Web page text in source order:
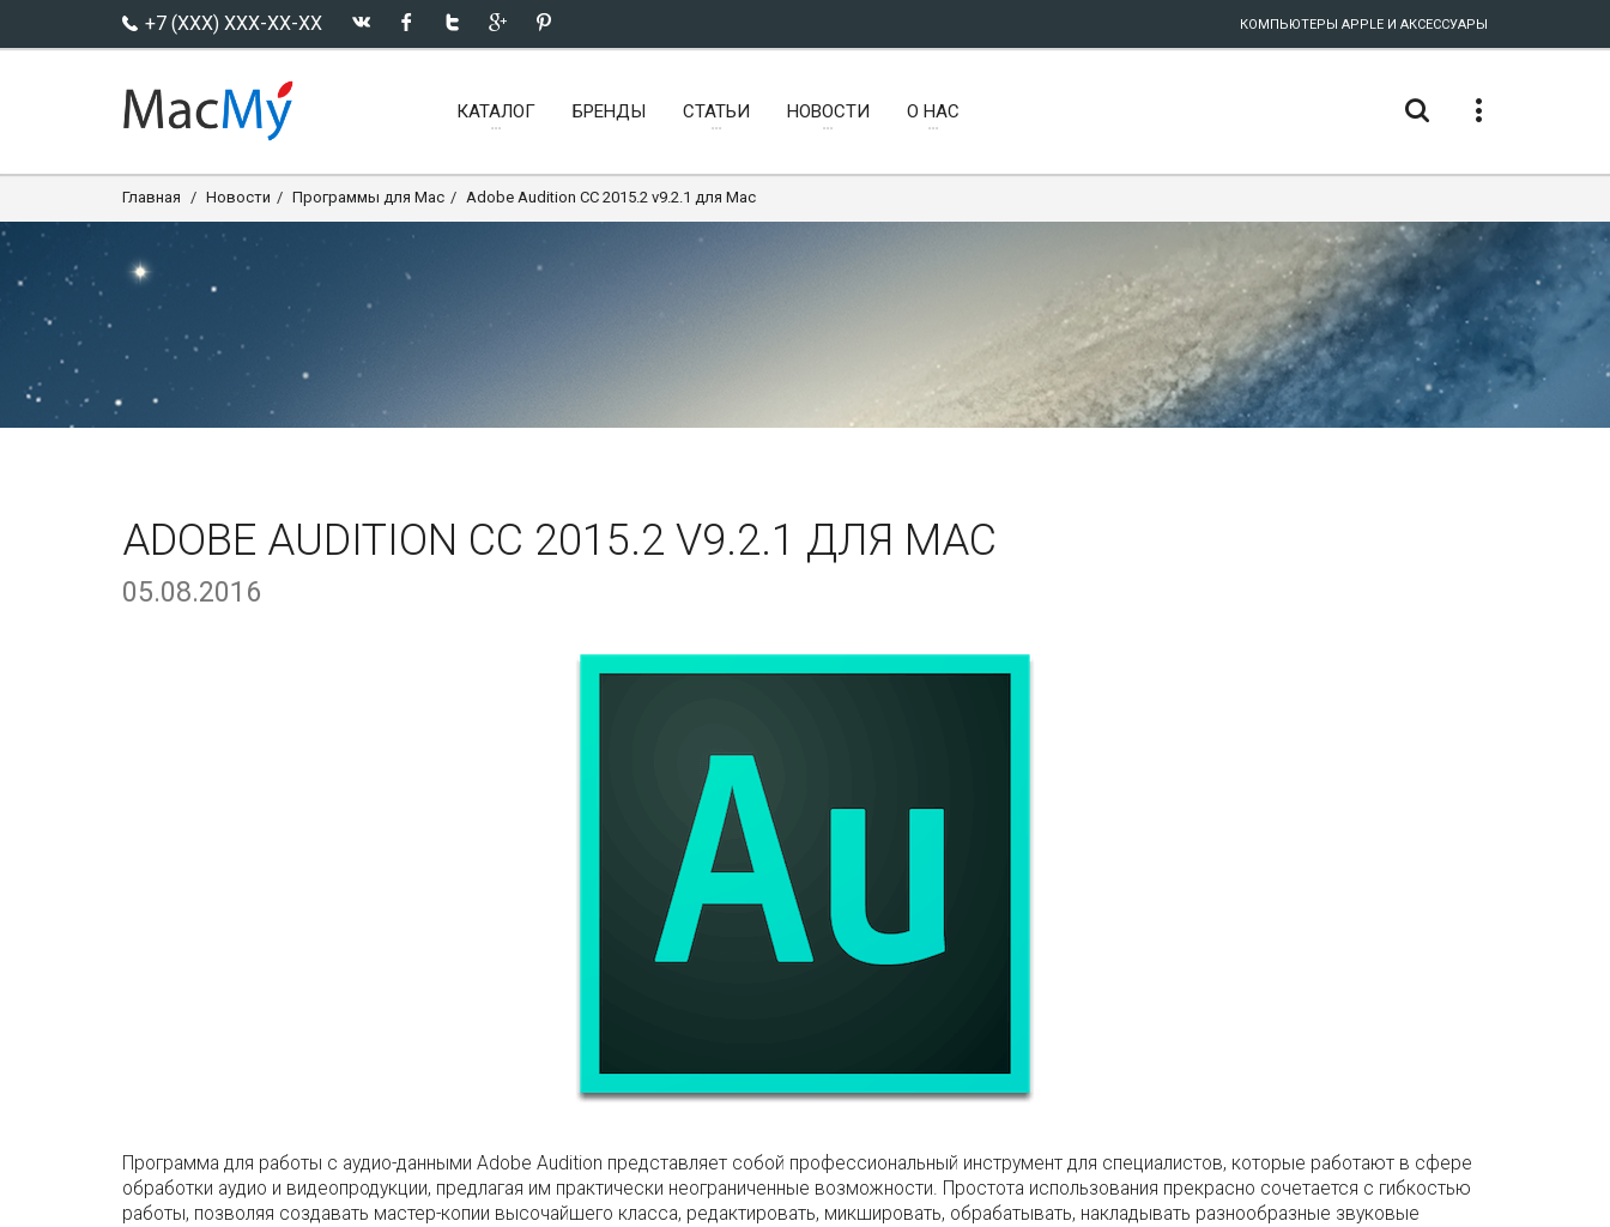
+7 (XXX) XXX-XX-XX КОМПЬЮТЕРЫ APPLE И АКСЕССУАРЫ
КАТАЛОГ БРЕНДЫ СТАТЬИ НОВОСТИ О НАС
Главная Новости Программы для Mac Adobe Audition CC 2015.2 v9.2.1 для Mac
ADOBE AUDITION CC 2015.2 V9.2.1 ДЛЯ MAC
05.08.2016
Программа для работы с аудио-данными Adobe Audition представляет собой профессиональный инструмент для специалистов, которые работают в сфере
обработки аудио и видеопродукции, предлагая им практически неограниченные возможности. Простота использования прекрасно сочетается с гибкостью
работы, позволяя создавать мастер-копии высочайшего класса, редактировать, микшировать, обрабатывать, накладывать разнообразные звуковые